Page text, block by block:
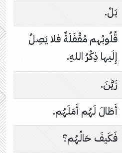
بَلْ.
قُلُوبُهم مُقْفَلَةٌ فلا يَصِلُ
إِلَيها ذِكْرُ اللهِ.
زَيَّنَ.
أَطَالَ لَهُم أَمَلَهُم.
فَكَيفَ حَالُهُم؟